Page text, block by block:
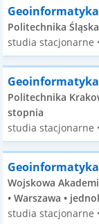
Geoinformatyka
Politechnika
studia stacjonarne
Geoinformatyka
Politechnika
stopnia
studia stacjonarne
Geoinformatyka
Wojskowa
• Warszawa •
studia stacjonarne